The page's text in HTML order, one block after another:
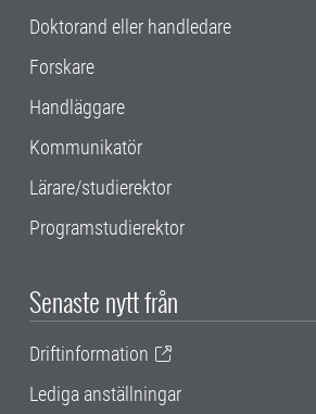
Doktorand eller handledare
Forskare
Handläggare
Kommunikatör
Lärare/studierektor
Programstudierektor
Senaste nytt från
Driftinformation
Lediga anställningar